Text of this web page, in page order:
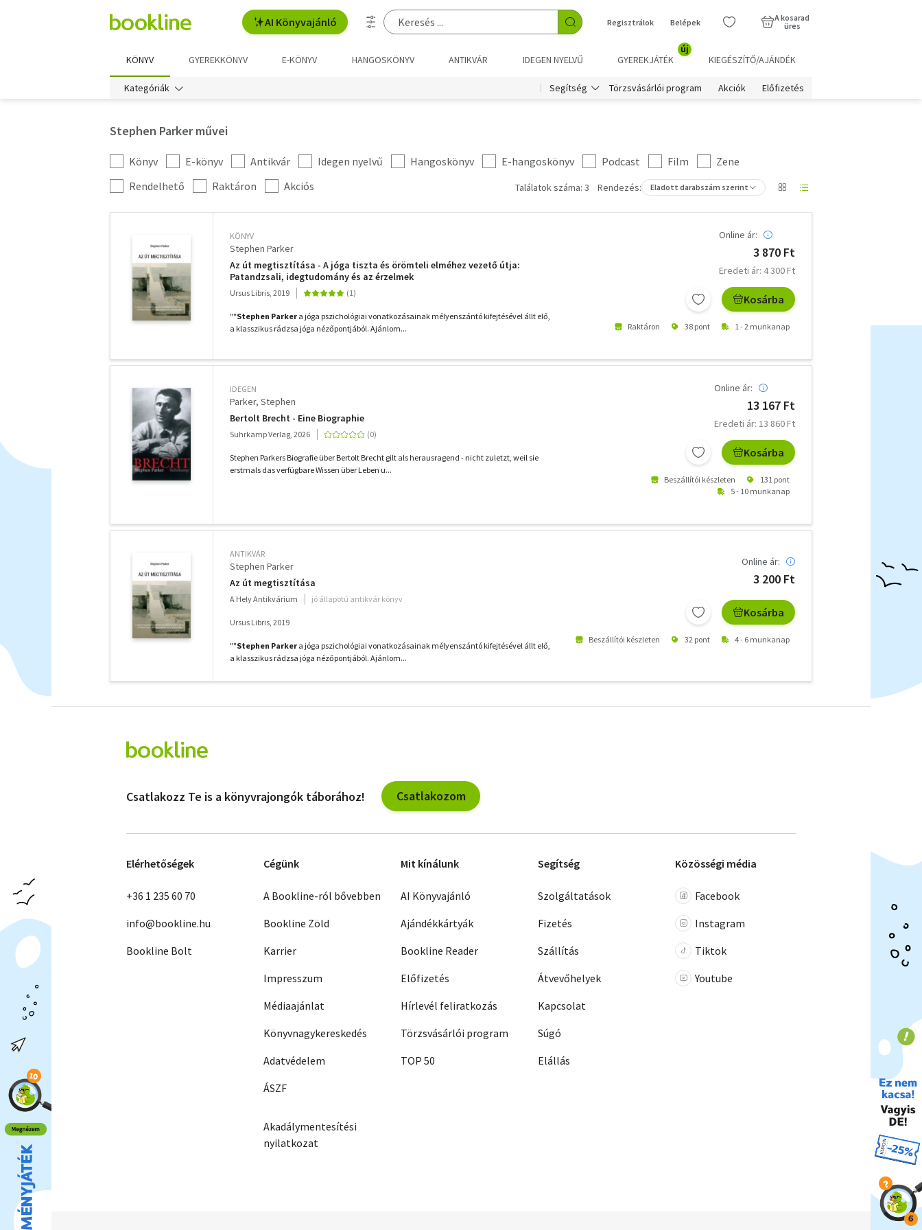
AI Könyvajánló Regisztrálok Belépek
A kosarad
üres
KÖNYV GYEREKKÖNYV E-KÖNYV HANGOSKÖNYV ANTIKVÁR IDEGEN NYELVŰ GYEREKJÁTÉK
új
KIEGÉSZÍTŐ/AJÁNDÉK
Kategóriák Segítség Törzsvásárlói program Akciók Előfizetés
Stephen Parker művei
Kategória
szűrés
Könyv E-könyv Antikvár Idegen nyelvű Hangoskönyv E-hangoskönyv Podcast Film
Zene
További
szűrők
Rendelhető Raktáron Akciós Találatok száma: 3 Rendezés: Eladott darabszám szerint
KÖNYV
Stephen Parker
Az út megtisztítása - A jóga tiszta és örömteli elméhez vezető útja:
Patandzsali, idegtudomány és az érzelmek
Ursus Libris, 2019
""Stephen Parker a jóga pszichológiai vonatkozásainak mélyenszántó kifejtésével állt elő,
a klasszikus rádzsa jóga nézőpontjából. Ajánlom...
Online ár:
3 870 Ft
Eredeti ár: 4 300 Ft
Kosárba
Raktáron 38 pont 1 - 2 munkanap
IDEGEN
Parker, Stephen
Bertolt Brecht - Eine Biographie
Suhrkamp Verlag, 2026
Stephen Parkers Biografie über Bertolt Brecht gilt als herausragend - nicht zuletzt, weil sie
erstmals das verfügbare Wissen über Leben u...
Online ár:
13 167 Ft
Eredeti ár: 13 860 Ft
Kosárba
Beszállítói készleten
131 pont
5 - 10 munkanap
ANTIKVÁR
Stephen Parker
Az út megtisztítása
A Hely Antikvárium jó állapotú antikvár könyv
Ursus Libris, 2019
""Stephen Parker a jóga pszichológiai vonatkozásainak mélyenszántó kifejtésével állt elő,
a klasszikus rádzsa jóga nézőpontjából. Ajánlom...
Online ár:
3 200 Ft
Kosárba
Beszállítói készleten 32 pont 4 - 6 munkanap
szűrők
Csatlakozz Te is a könyvrajongók táborához! Csatlakozom
Elérhetőségek
+36 1 235 60 70
info@bookline.hu
Bookline Bolt
Cégünk
A Bookline-ról bővebben
Bookline Zöld
Karrier
Impresszum
Médiaajánlat
Könyvnagykereskedés
Adatvédelem
ÁSZF
Akadálymentesítési
nyilatkozat
Mit kínálunk
AI Könyvajánló
Ajándékkártyák
Bookline Reader
Előfizetés
Hírlevél feliratkozás
Törzsvásárlói program
TOP 50
Segítség
Szolgáltatások
Fizetés
Szállítás
Átvevőhelyek
Kapcsolat
Súgó
Elállás
Közösségi média
Facebook
Instagram
Tiktok
Youtube